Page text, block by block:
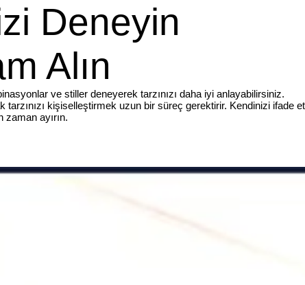
Deneyin
Alın
ve stiller deneyerek tarzınızı daha iyi anlayabilirsiniz.
kişiselleştirmek uzun bir süreç gerektirir. Kendinizi
zaman ayırın.